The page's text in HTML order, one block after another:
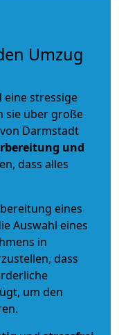
Umzug
eine stressige
sie über große
Darmstadt
und
dass alles
eines
Auswahl eines
in
dass
um den